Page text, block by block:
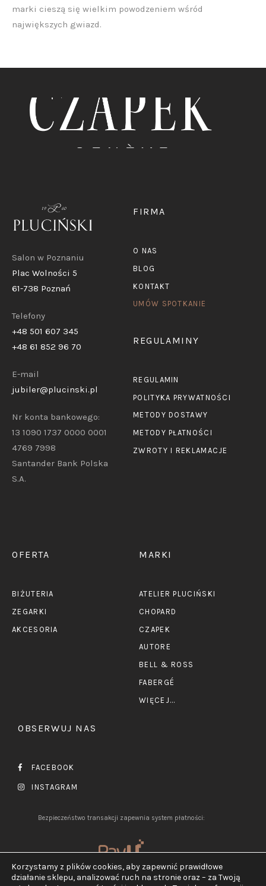
marki cieszą się wielkim powodzeniem wśród
największych gwiazd.
Salon w Poznaniu
Plac Wolności 5
61-738 Poznań
Telefony
+48 501 607 345
+48 61 852 96 70
E-mail
jubiler@plucinski.pl
Nr konta bankowego:
13 1090 1737 0000 0001
4769 7998
Santander Bank Polska
S.A.
FIRMA
O NAS
BLOG
KONTAKT
UMÓW SPOTKANIE
REGULAMINY
REGULAMIN
POLITYKA PRYWATNOŚCI
METODY DOSTAWY
METODY PŁATNOŚCI
ZWROTY I REKLAMACJE
OFERTA
BIŻUTERIA
ZEGARKI
AKCESORIA
MARKI
ATELIER PLUCIŃSKI
CHOPARD
CZAPEK
AUTORE
BELL & ROSS
FABERGÉ
WIĘCEJ...
OBSERWUJ NAS
FACEBOOK
INSTAGRAM
Bezpieczeństwo transakcji zapewnia system płatności:
Korzystamy z plików cookies, aby zapewnić prawidłowe
działanie sklepu, analizować ruch na stronie oraz – za Twoją